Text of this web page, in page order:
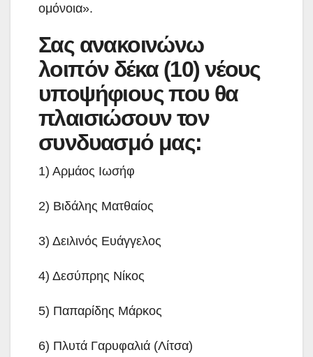
ομόνοια».
Σας ανακοινώνω
λοιπόν δέκα (10) νέους
υποψήφιους που θα
πλαισιώσουν τον
συνδυασμό μας:
1) Αρμάος Ιωσήφ
2) Βιδάλης Ματθαίος
3) Δειλινός Ευάγγελος
4) Δεσύπρης Νίκος
5) Παπαρίδης Μάρκος
6) Πλυτά Γαρυφαλιά (Λίτσα)